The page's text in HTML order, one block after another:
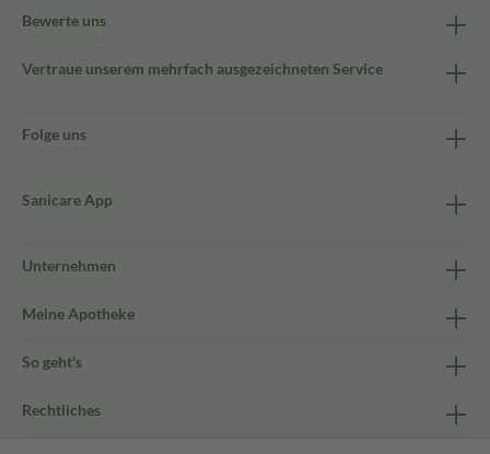
Bewerte uns
Vertraue unserem mehrfach ausgezeichneten Service
Folge uns
Sanicare App
Unternehmen
Meine Apotheke
So geht's
Rechtliches